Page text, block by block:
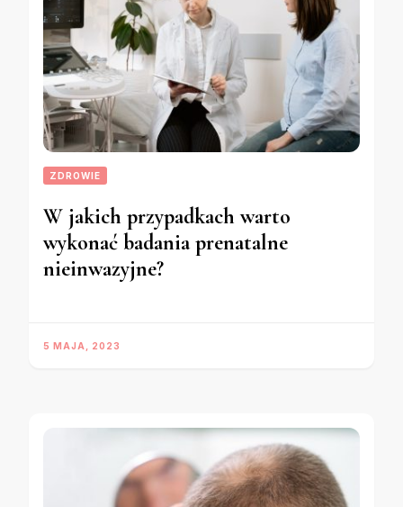
ZDROWIE
W jakich przypadkach warto
wykonać badania prenatalne
nieinwazyjne?
5 MAJA, 2023